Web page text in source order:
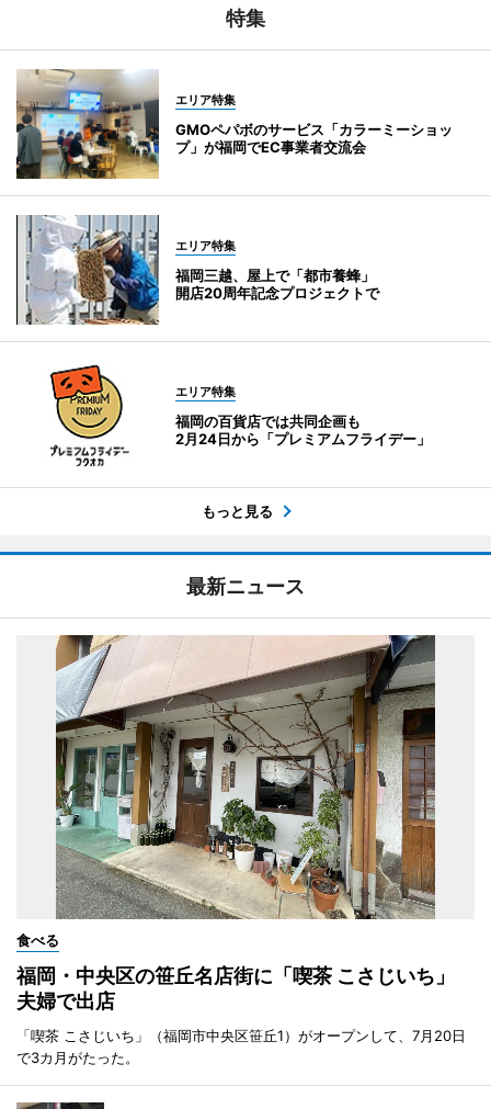
特集
エリア特集
GMOペパボのサービス「カラーミーショッ
プ」が福岡でEC事業者交流会
エリア特集
福岡三越、屋上で「都市養蜂」
開店20周年記念プロジェクトで
エリア特集
福岡の百貨店では共同企画も
2月24日から「プレミアムフライデー」
もっと見る
最新ニュース
食べる
福岡・中央区の笹丘名店街に「喫茶 こさじいち」
夫婦で出店
「喫茶 こさじいち」（福岡市中央区笹丘1）がオープンして、7月20日
で3カ月がたった。